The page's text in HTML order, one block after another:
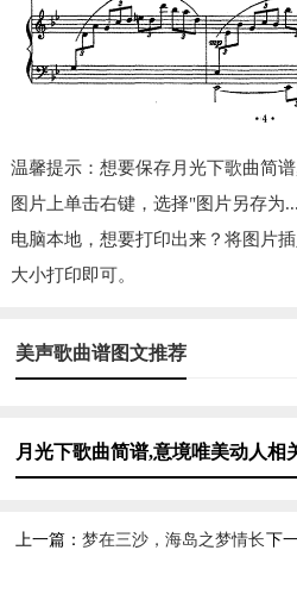
温馨提示：想要保存月光下歌曲简
图片上单击右键，选择"图片另存为
电脑本地，想要打印出来？将图片
大小打印即可。
美声歌曲谱图文推荐
月光下歌曲简谱,意境唯美动人相
上一篇：梦在三沙，海岛之梦情长下